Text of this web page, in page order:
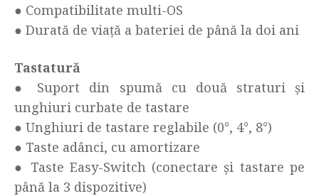
● Compatibilitate multi-OS
● Durată de viață a bateriei de până la doi ani
Tastatură
● Suport din spumă cu două straturi și
unghiuri curbate de tastare
● Unghiuri de tastare reglabile (0°, 4°, 8°)
● Taste adânci, cu amortizare
● Taste Easy-Switch (conectare și tastare pe
până la 3 dispozitive)